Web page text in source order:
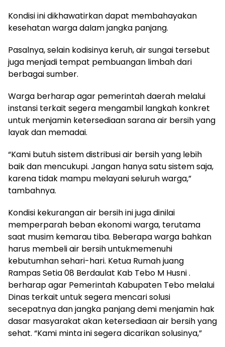
Kondisi ini dikhawatirkan dapat membahayakan
kesehatan warga dalam jangka panjang.
Pasalnya, selain kodisinya keruh, air sungai tersebut
juga menjadi tempat pembuangan limbah dari
berbagai sumber.
Warga berharap agar pemerintah daerah melalui
instansi terkait segera mengambil langkah konkret
untuk menjamin ketersediaan sarana air bersih yang
layak dan memadai.
“Kami butuh sistem distribusi air bersih yang lebih
baik dan mencukupi. Jangan hanya satu sistem saja,
karena tidak mampu melayani seluruh warga,”
tambahnya.
Kondisi kekurangan air bersih ini juga dinilai
memperparah beban ekonomi warga, terutama
saat musim kemarau tiba. Beberapa warga bahkan
harus membeli air bersih untukmemenuhi
kebutumhan sehari-hari. Ketua Rumah juang
Rampas Setia 08 Berdaulat Kab Tebo M Husni .
berharap agar Pemerintah Kabupaten Tebo melalui
Dinas terkait untuk segera mencari solusi
secepatnya dan jangka panjang demi menjamin hak
dasar masyarakat akan ketersediaan air bersih yang
sehat. “Kami minta ini segera dicarikan solusinya,”